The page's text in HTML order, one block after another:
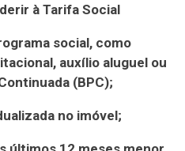
à Tarifa Social
social, como
auxílio aluguel ou
(BPC);
no imóvel;